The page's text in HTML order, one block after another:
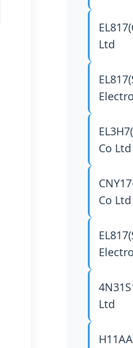
Ltd
Co Ltd
Co Ltd
Ltd